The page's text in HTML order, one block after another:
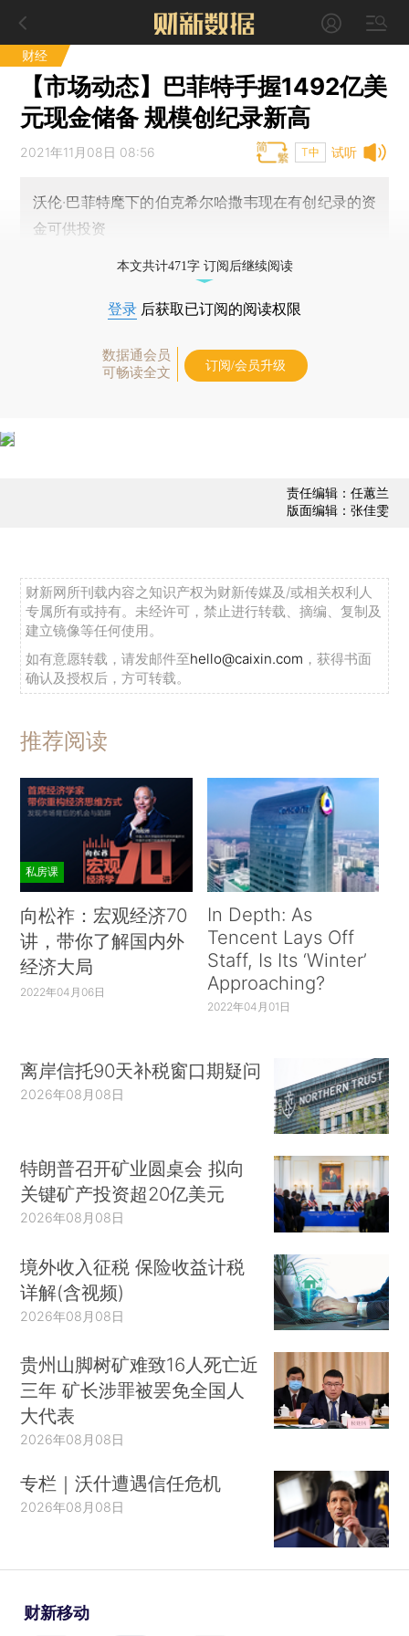
财经
【市场动态】巴菲特手握1492亿美
元现金储备 规模创纪录新高
试听
2021年11月08日 08:56 T中
沃伦·巴菲特麾下的伯克希尔哈撒韦现在有创纪录的资
金可供投资
本文共计471字 订阅后继续阅读
登录 后获取已订阅的阅读权限
数据通会员
可畅读全文
订阅/会员升级
责任编辑：任蕙兰
版面编辑：张佳雯
财新网所刊载内容之知识产权为财新传媒及/或相关权利人
专属所有或持有。未经许可，禁止进行转载、摘编、复制及
建立镜像等任何使用。
如有意愿转载，请发邮件至hello@caixin.com ，获得书面
确认及授权后，方可转载。
推荐阅读
私房课
向松祚：宏观经济70
讲，带你了解国内外
经济大局
2022年04月06日
In Depth: As
Tencent Lays Off
Staff, Is Its ‘Winter’
Approaching?
2022年04月01日
离岸信托90天补税窗口期疑问
2026年08月08日
特朗普召开矿业圆桌会 拟向
关键矿产投资超20亿美元
2026年08月08日
境外收入征税 保险收益计税
详解(含视频)
2026年08月08日
贵州山脚树矿难致16人死亡近
三年 矿长涉罪被罢免全国人
大代表
2026年08月08日
专栏｜沃什遭遇信任危机
2026年08月08日
财新移动